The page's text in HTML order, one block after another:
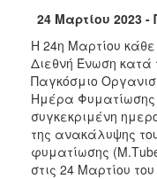
2017
2016
2015
2012
2011
24 Μαρτίου 2023
Η 24η Μαρτίου
Διεθνή Ένωση κατά
Παγκόσμιο
Ημέρα Φυματίωσης
συγκεκριμένη
της ανακάλυψης
φυματίωσης
στις 24 Μαρτίου